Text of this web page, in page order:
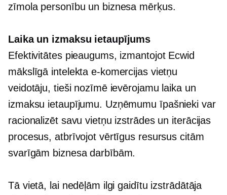
zīmola personību un biznesa mērķus.
Laika un izmaksu ietaupījums
Efektivitātes pieaugums, izmantojot Ecwid
mākslīgā intelekta e-komercijas vietņu
veidotāju, tieši nozīmē ievērojamu laika un
izmaksu ietaupījumu. Uzņēmumu īpašnieki var
racionalizēt savu vietņu izstrādes un iterācijas
procesus, atbrīvojot vērtīgus resursus citām
svarīgām biznesa darbībām.
Tā vietā, lai nedēļām ilgi gaidītu izstrādātāja